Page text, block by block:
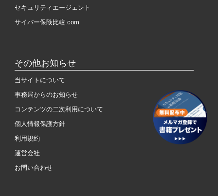
セキュリティエージェント
サイバー保険比較.com
その他お知らせ
当サイトについて
事務局からのお知らせ
コンテンツの二次利用について
個人情報保護方針
利用規約
運営会社
お問い合わせ